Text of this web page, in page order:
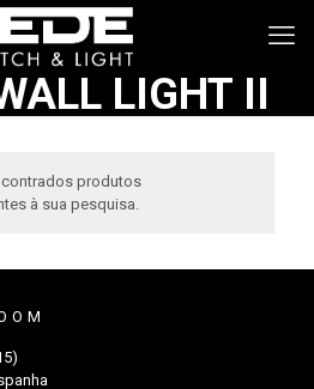
LIGHT II
produtos
à sua pesquisa.